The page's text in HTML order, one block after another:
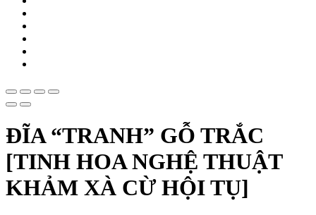
ĐĨA “TRANH” GỖ TRẮC
[TINH HOA NGHỆ THUẬT
KHẢM XÀ CỪ HỘI TỤ]